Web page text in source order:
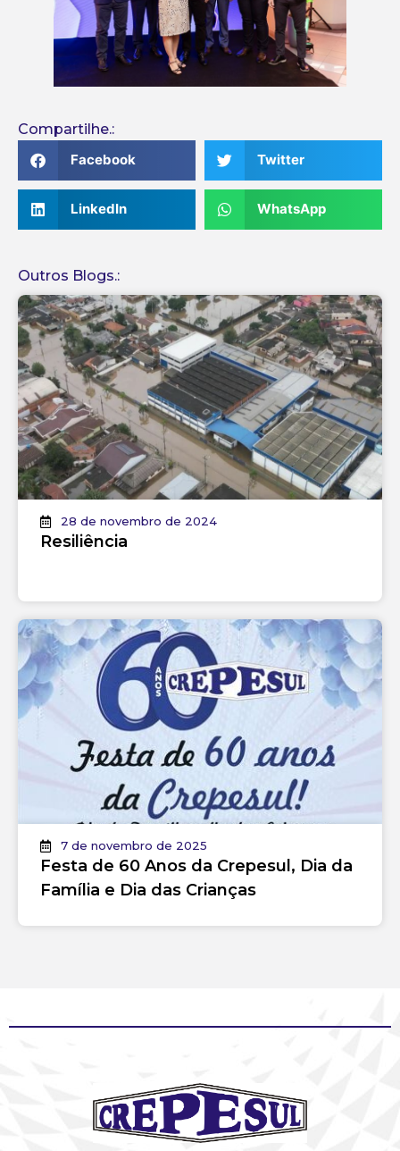
Compartilhe.:
Facebook
Twitter
LinkedIn WhatsApp
Outros Blogs.:
Continuar lendo
28 de novembro de 2024
Resiliência
Continuar lendo
7 de novembro de 2025
Festa de 60 Anos da Crepesul, Dia da
Família e Dia das Crianças